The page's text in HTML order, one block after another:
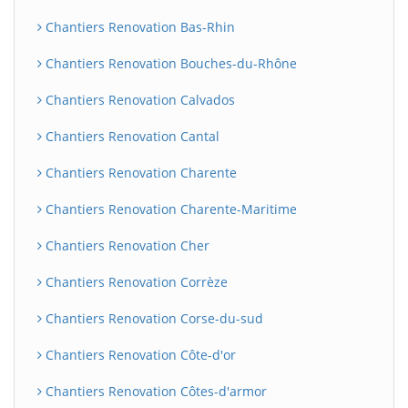
Chantiers Renovation Bas-Rhin
Chantiers Renovation Bouches-du-Rhône
Chantiers Renovation Calvados
Chantiers Renovation Cantal
Chantiers Renovation Charente
Chantiers Renovation Charente-Maritime
Chantiers Renovation Cher
Chantiers Renovation Corrèze
Chantiers Renovation Corse-du-sud
Chantiers Renovation Côte-d'or
Chantiers Renovation Côtes-d'armor